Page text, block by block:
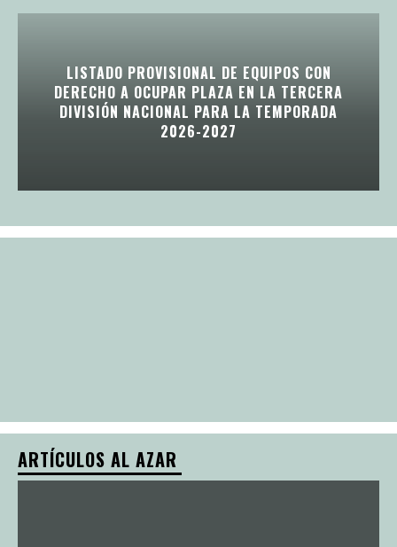
LISTADO PROVISIONAL DE EQUIPOS CON
DERECHO A OCUPAR PLAZA EN LA TERCERA
DIVISIÓN NACIONAL PARA LA TEMPORADA
2026-2027
ARTÍCULOS AL AZAR